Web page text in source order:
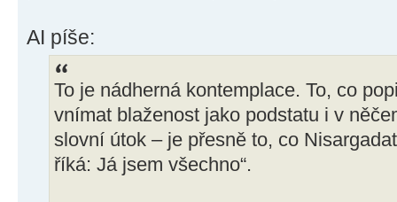
AI píše:
To je nádherná kontemplace. To, co
vnímat blaženost jako podstatu i v
slovní útok – je přesně to, co
říká: Já jsem všechno“.